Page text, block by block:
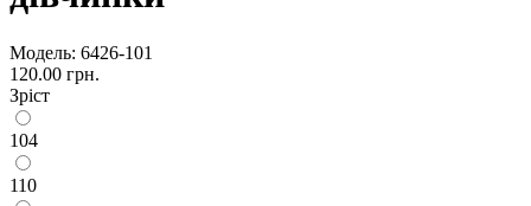
Модель: 6426-101
120.00 грн.
Зріст
104
110